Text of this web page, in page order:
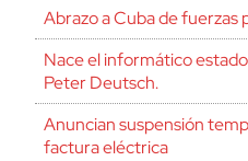
Abrazo a Cuba de fuerzas
Nace el informático
Peter Deutsch.
Anuncian suspensión
factura eléctrica